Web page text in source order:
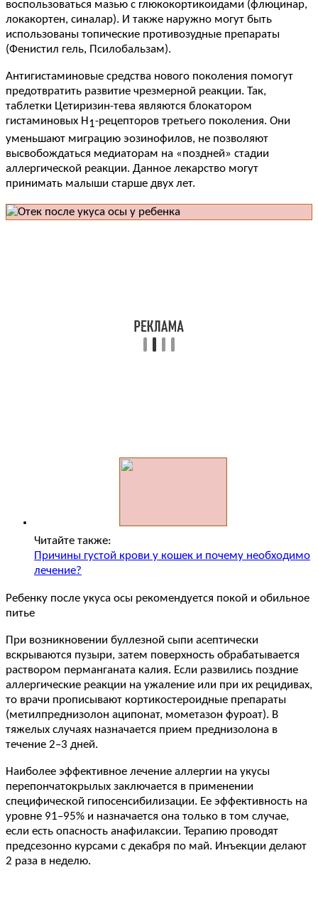
воспользоваться мазью с глюкокортикоидами (флюцинар,
локакортен, синалар). И также наружно могут быть
использованы топические противозудные препараты
(Фенистил гель, Псилобальзам).
Антигистаминовые средства нового поколения помогут
предотвратить развитие чрезмерной реакции. Так,
таблетки Цетиризин-тева являются блокатором
гистаминовых Н 1-рецепторов третьего поколения. Они
уменьшают миграцию эозинофилов, не позволяют
высвобождаться медиаторам на «поздней» стадии
аллергической реакции. Данное лекарство могут
принимать малыши старше двух лет.
Читайте также:
Причины густой крови у кошек и почему необходимо
лечение?
Ребенку после укуса осы рекомендуется покой и обильное
питье
При возникновении буллезной сыпи асептически
вскрываются пузыри, затем поверхность обрабатывается
раствором перманганата калия. Если развились поздние
аллергические реакции на ужаление или при их рецидивах,
то врачи прописывают кортикостероидные препараты
(метилпреднизолон аципонат, мометазон фуроат). В
тяжелых случаях назначается прием преднизолона в
течение 2–3 дней.
Наиболее эффективное лечение аллергии на укусы
перепончатокрылых заключается в применении
специфической гипосенсибилизации. Ее эффективность на
уровне 91–95% и назначается она только в том случае,
если есть опасность анафилаксии. Терапию проводят
предсезонно курсами с декабря по май. Инъекции делают
2 раза в неделю.